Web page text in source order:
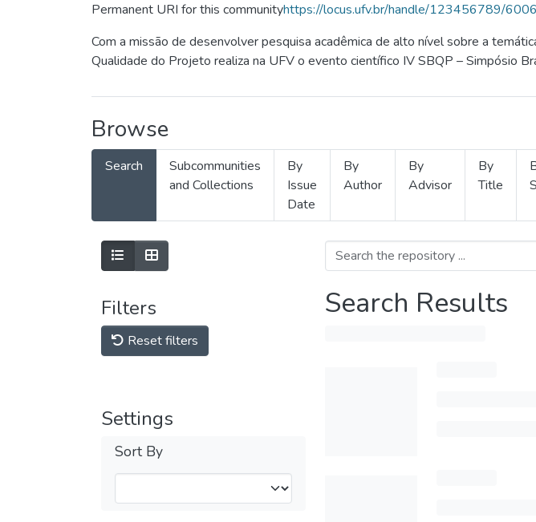
Permanent URI for this communityhttps://locus.ufv.br/handle/123456789/6006
Com a missão de desenvolver pesquisa acadêmica de alto nível sobre a
Qualidade do Projeto realiza na UFV o evento científico IV SBQP – Simpósio
Browse
Search
Subcommunities
and Collections
By
Issue
Date
By
Author
By
Advisor
By
Title
Filters
Reset filters
Settings
Sort By
Search Results